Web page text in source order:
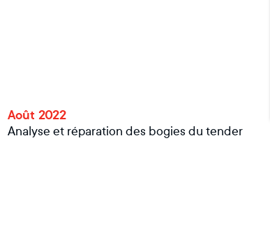
Août 2022
Analyse et réparation des bogies du tender